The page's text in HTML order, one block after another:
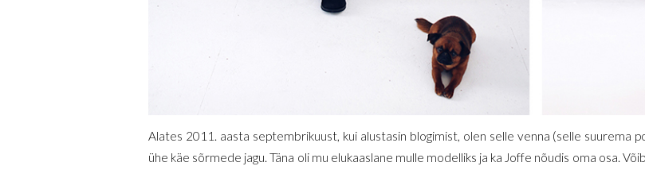
Alates 2011. aasta septembrikuust, kui alustasin blogimist, olen selle venna (selle suurema
ühe käe sõrmede jagu. Täna oli mu elukaaslane mulle modelliks ja ka Joffe nõudis oma osa.